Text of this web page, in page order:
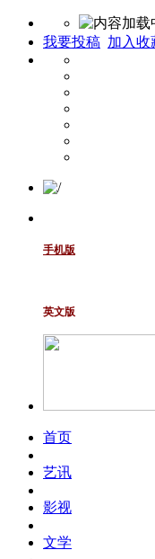
我要投稿 加入收
手机版
英文版
首页
艺讯
影视
文学